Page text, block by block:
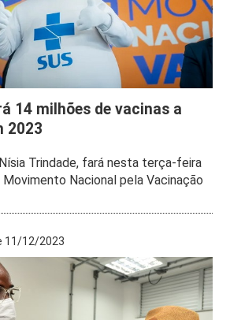
14 milhões de vacinas a
2023
Trindade, fará nesta terça-feira
Nacional pela Vacinação
11/12/2023